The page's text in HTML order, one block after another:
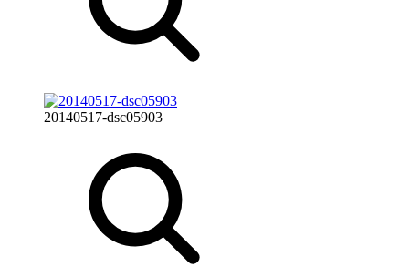
20140517-dsc05903